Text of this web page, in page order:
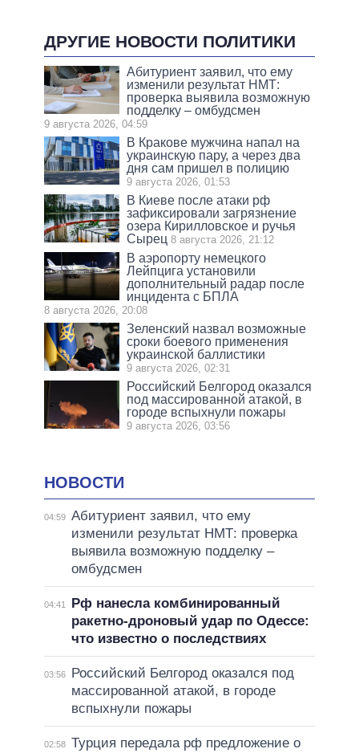
ДРУГИЕ НОВОСТИ ПОЛИТИКИ
Абитуриент заявил, что ему
изменили результат НМТ:
проверка выявила возможную
подделку – омбудсмен
9 августа 2026, 04:59
В Кракове мужчина напал на
украинскую пару, а через два
дня сам пришел в полицию
9 августа 2026, 01:53
В Киеве после атаки рф
зафиксировали загрязнение
озера Кирилловское и ручья
Сырец 8 августа 2026, 21:12
В аэропорту немецкого
Лейпцига установили
дополнительный радар после
инцидента с БПЛА
8 августа 2026, 20:08
Зеленский назвал возможные
сроки боевого применения
украинской баллистики
9 августа 2026, 02:31
Российский Белгород оказался
под массированной атакой, в
городе вспыхнули пожары
9 августа 2026, 03:56
НОВОСТИ
04:59 Абитуриент заявил, что ему
изменили результат НМТ: проверка
выявила возможную подделку –
омбудсмен
04:41
Рф нанесла комбинированный
ракетно-дроновый удар по Одессе:
что известно о последствиях
03:56
Российский Белгород оказался под
массированной атакой, в городе
вспыхнули пожары
02:58 Турция передала рф предложение о